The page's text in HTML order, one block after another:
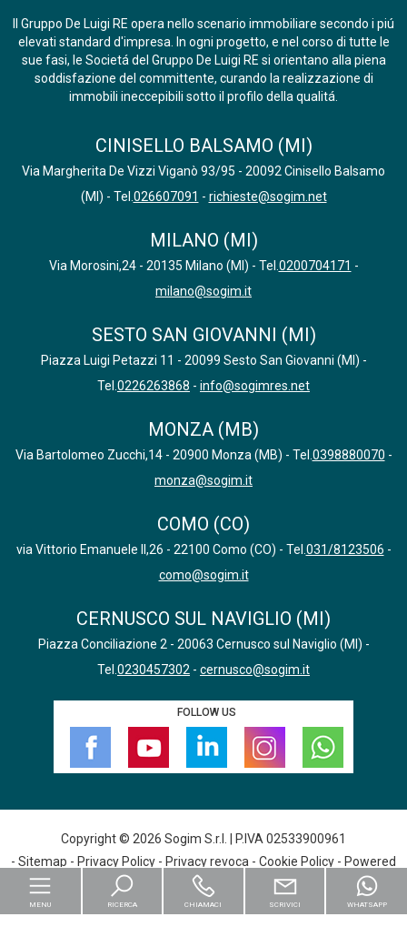
Il Gruppo De Luigi RE opera nello scenario immobiliare secondo i piú
elevati standard d'impresa. In ogni progetto, e nel corso di tutte le
sue fasi, le Societá del Gruppo De Luigi RE si orientano alla piena
soddisfazione del committente, curando la realizzazione di
immobili ineccepibili sotto il profilo della qualitá.
CINISELLO BALSAMO (MI)
Via Margherita De Vizzi Viganò 93/95 - 20092 Cinisello Balsamo
(MI) - Tel. 026607091 - richieste@sogim.net
MILANO (MI)
Via Morosini,24 - 20135 Milano (MI) - Tel. 0200704171 -
milano@sogim.it
SESTO SAN GIOVANNI (MI)
Piazza Luigi Petazzi 11 - 20099 Sesto San Giovanni (MI) -
Tel. 0226263868 - info@sogimres.net
MONZA (MB)
Via Bartolomeo Zucchi,14 - 20900 Monza (MB) - Tel. 0398880070 -
monza@sogim.it
COMO (CO)
via Vittorio Emanuele II,26 - 22100 Como (CO) - Tel. 031/8123506 -
como@sogim.it
CERNUSCO SUL NAVIGLIO (MI)
Piazza Conciliazione 2 - 20063 Cernusco sul Naviglio (MI) -
Tel. 0230457302 - cernusco@sogim.it
FOLLOW US
Copyright © 2026 Sogim S.r.l. | P.IVA 02533900961
- Sitemap - Privacy Policy - Privacy revoca - Cookie Policy - Powered
Gestim
MENU RICERCA CHIAMACI SCRIVICI WHATSAPP